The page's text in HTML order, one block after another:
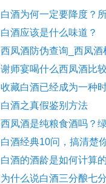
白酒为何一定要降度？
白酒应该是什么味道？
西凤酒防伪查询_西凤
谢师宴喝什么西凤酒比
收藏白酒已经成为一种
白酒之真假鉴别方法
西凤酒是纯粮食酒吗？
白酒经典10问，搞清楚
白酒的酒龄是如何计算
为什么说白酒三分酿七